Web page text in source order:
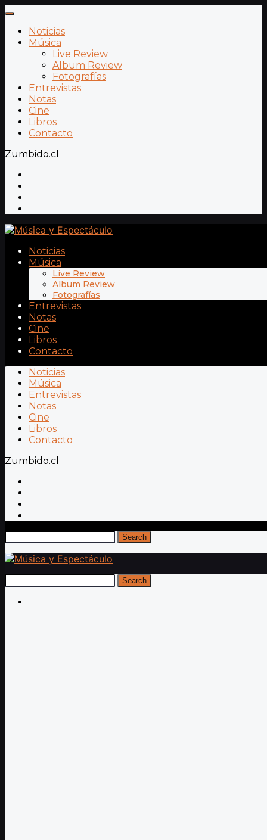
Noticias
Música
Live Review
Album Review
Fotografías
Entrevistas
Notas
Cine
Libros
Contacto
Zumbido.cl
Noticias
Música
Live Review
Album Review
Fotografías
Entrevistas
Notas
Cine
Libros
Contacto
Noticias
Música
Entrevistas
Notas
Cine
Libros
Contacto
Zumbido.cl
Search
Search